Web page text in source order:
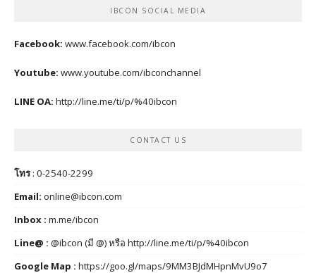
IBCON SOCIAL MEDIA
Facebook: www.facebook.com/ibcon
Youtube: www.youtube.com/ibconchannel
LINE OA: http://line.me/ti/p/%40ibcon
CONTACT US
โทร: 0-2540-2299
Email: online@ibcon.com
Inbox : m.me/ibcon
Line@ : @ibcon (มี @) หรือ http://line.me/ti/p/%40ibcon
Google Map : https://goo.gl/maps/9MM3BJdMHpnMvU9o7